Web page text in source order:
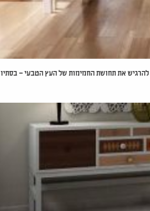
את תחושת החמימות של העץ הטבעי – בסתיו